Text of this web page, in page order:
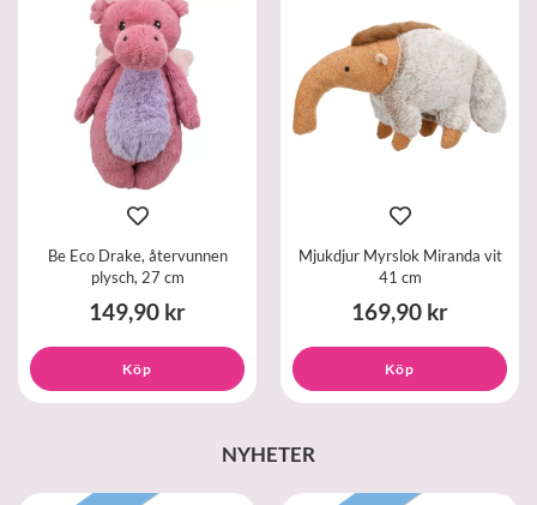
Be Eco Drake, återvunnen
plysch, 27 cm
149,90 kr
Köp
Mjukdjur Myrslok Miranda vit
41 cm
169,90 kr
Köp
NYHETER